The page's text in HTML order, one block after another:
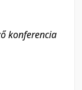
szerint
konferencia